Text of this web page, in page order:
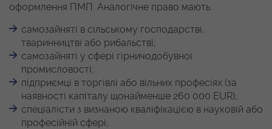
оформлення ПМП. Аналогічне право мають:
самозайняті в сільському господарстві,
тваринництві або рибальстві;
самозайняті у сфері гірничодобувної
промисловості;
підприємці в торгівлі або вільних професіях (за
наявності капіталу щонайменше 260 000 EUR);
спеціалісти з визнаною кваліфікацією в науковій або
професійній сфері;